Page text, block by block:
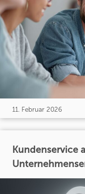
11. Februar 2026
Kundenservice